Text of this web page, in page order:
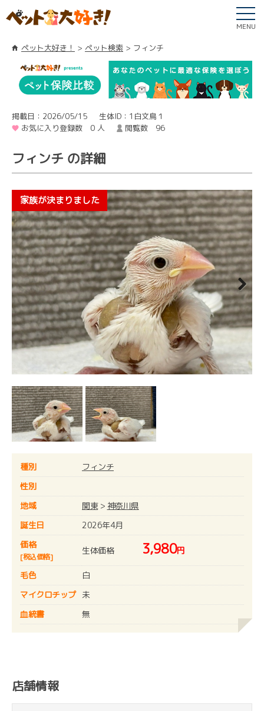
MENU
ペット大好き！ ペット検索 フィンチ
掲載日：2026/05/15
生体ID：1白文鳥１
お気に入り登録数 0 人
閲覧数 96
フィンチ の詳細
Next
種別
フィンチ
性別
地域
関東> 神奈川県
誕生日
2026年4月
価格
[税込価格]
生体価格 3,980円
毛色
白
マイクロチップ
未
血統書
無
店舗情報